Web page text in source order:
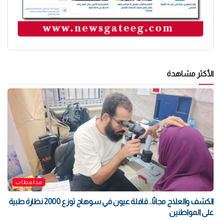
الأكثر مشاهدة
محافظات
الكشف والعلاج مجانًا.. قافلة عيون في سوهاج توزع 2000 نظارة طبية
على المواطنين